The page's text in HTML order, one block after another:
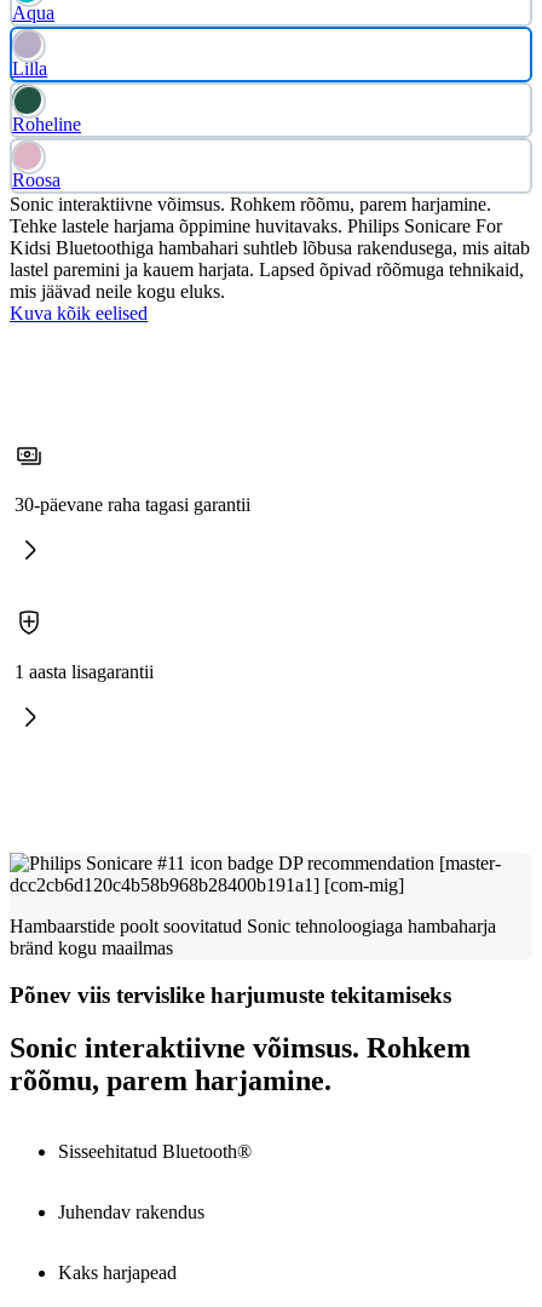
Aqua
Lilla
Roheline
Roosa
Sonic interaktiivne võimsus. Rohkem rõõmu, parem harjamine.
Tehke lastele harjama õppimine huvitavaks. Philips Sonicare For
Kidsi Bluetoothiga hambahari suhtleb lõbusa rakendusega, mis aitab
lastel paremini ja kauem harjata. Lapsed õpivad rõõmuga tehnikaid,
mis jäävad neile kogu eluks.
Kuva kõik eelised
30-päevane raha tagasi garantii
1 aasta lisagarantii
Hambaarstide poolt soovitatud Sonic tehnoloogiaga hambaharja
bränd kogu maailmas
Põnev viis tervislike harjumuste tekitamiseks
Sonic interaktiivne võimsus. Rohkem
rõõmu, parem harjamine.
Sisseehitatud Bluetooth®
Juhendav rakendus
Kaks harjapead